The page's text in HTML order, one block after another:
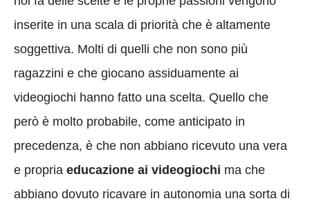
inserite in una scala di priorità che è altamente
soggettiva. Molti di quelli che non sono più
ragazzini e che giocano assiduamente ai
videogiochi hanno fatto una scelta. Quello che
però è molto probabile, come anticipato in
precedenza, è che non abbiano ricevuto una vera
e propria educazione ai videogiochi ma che
abbiano dovuto ricavare in autonomia una sorta di